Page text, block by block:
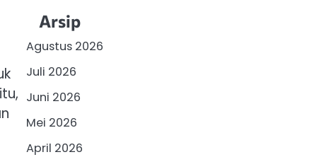
Arsip
Agustus 2026
Juli 2026
Juni 2026
Mei 2026
April 2026